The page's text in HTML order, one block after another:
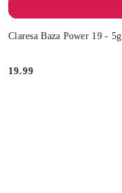
Claresa Baza Power 19 - 5g
Cena:
19.99